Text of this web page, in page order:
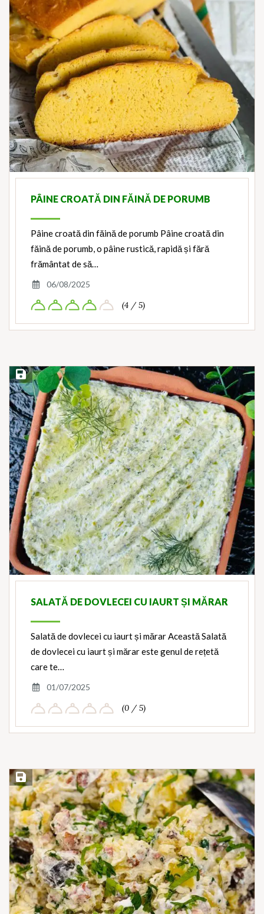
PÂINE CROATĂ DIN FĂINĂ DE PORUMB
Pâine croată din făină de porumb Pâine croată din
făină de porumb, o pâine rustică, rapidă și fără
frământat de să…
06/08/2025
(4 / 5)
Save Recipe
SALATĂ DE DOVLECEI CU IAURT ȘI MĂRAR
Salată de dovlecei cu iaurt și mărar Această Salată
de dovlecei cu iaurt și mărar este genul de rețetă
care te…
01/07/2025
(0 / 5)
Save Recipe